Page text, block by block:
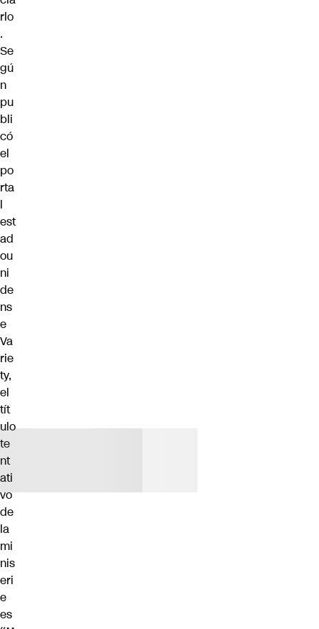
rlo
.
Se
gú
n
pu
bli
có
el
po
rta
l
est
ad
ou
ni
de
ns
e
Va
rie
ty,
el
tít
ulo
te
nt
ati
vo
de
la
mi
nis
eri
e
es